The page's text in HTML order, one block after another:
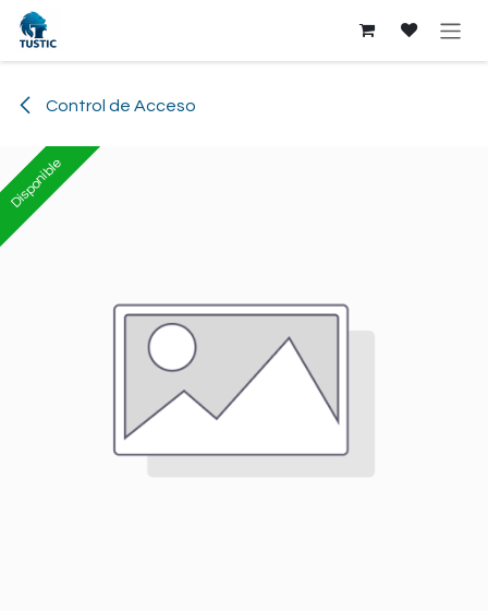
Ir al contenido
Control de Acceso
Disponible
Disponible